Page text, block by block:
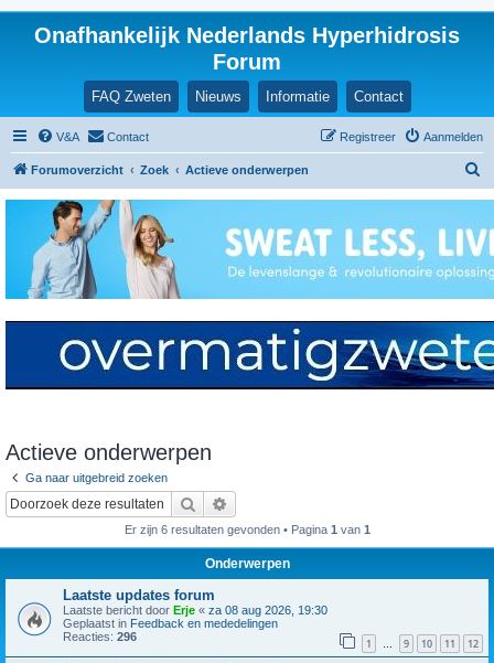
Onafhankelijk Nederlands Hyperhidrosis
Forum
FAQ Zweten Nieuws Informatie Contact
V&A Contact Aanmelden
Registreer
Forumoverzicht Zoek Actieve onderwerpen
k
Actieve onderwerpen
Ga naar uitgebreid zoeken
Zoek
Er zijn 6 resultaten gevonden • Pagina 1 van 1
Onderwerpen
Laatste updates forum
Laatste bericht door Erje « za 08 aug 2026, 19:30
Geplaatst in Feedback en mededelingen
Reacties: 296 1 … 9 10 11 12